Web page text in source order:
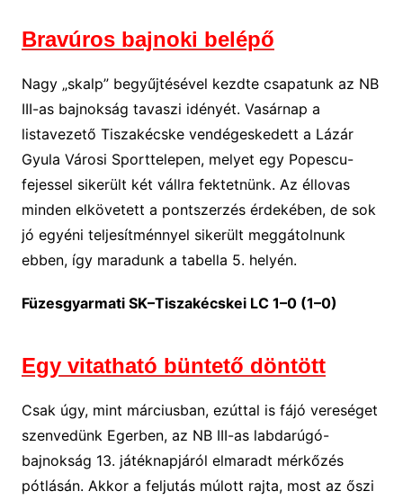
Bravúros bajnoki belépő
Nagy „skalp” begyűjtésével kezdte csapatunk az NB
III-as bajnokság tavaszi idényét. Vasárnap a
listavezető Tiszakécske vendégeskedett a Lázár
Gyula Városi Sporttelepen, melyet egy Popescu-
fejessel sikerült két vállra fektetnünk. Az éllovas
minden elkövetett a pontszerzés érdekében, de sok
jó egyéni teljesítménnyel sikerült meggátolnunk
ebben, így maradunk a tabella 5. helyén.
Füzesgyarmati SK–Tiszakécskei LC 1–0 (1–0)
Egy vitatható büntető döntött
Csak úgy, mint márciusban, ezúttal is fájó vereséget
szenvedünk Egerben, az NB III-as labdarúgó-
bajnokság 13. játéknapjáról elmaradt mérkőzés
pótlásán. Akkor a feljutás múlott rajta, most az őszi